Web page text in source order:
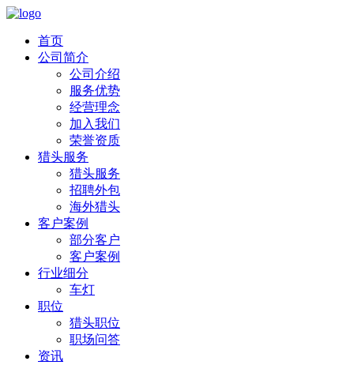
首页
公司简介
公司介绍
服务优势
经营理念
加入我们
荣誉资质
猎头服务
猎头服务
招聘外包
海外猎头
客户案例
部分客户
客户案例
行业细分
车灯
职位
猎头职位
职场问答
资讯